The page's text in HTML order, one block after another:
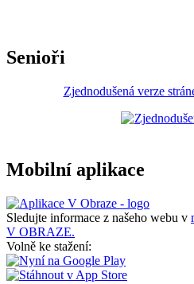
Senioři
Zjednodušená verze
Mobilní aplikace
Sledujte informace z našeho webu v
V OBRAZE.
Volně ke stažení: